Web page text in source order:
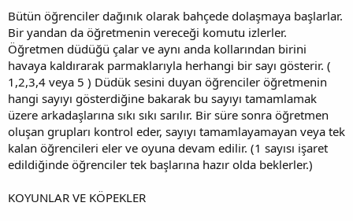
Bütün öğrenciler dağınık olarak bahçede dolaşmaya başlarlar.
Bir yandan da öğretmenin vereceği komutu izlerler.
Öğretmen düdüğü çalar ve aynı anda kollarından birini
havaya kaldırarak parmaklarıyla herhangi bir sayı gösterir. (
1,2,3,4 veya 5 ) Düdük sesini duyan öğrenciler öğretmenin
hangi sayıyı gösterdiğine bakarak bu sayıyı tamamlamak
üzere arkadaşlarına sıkı sıkı sarılır. Bir süre sonra öğretmen
oluşan grupları kontrol eder, sayıyı tamamlayamayan veya tek
kalan öğrencileri eler ve oyuna devam edilir. (1 sayısı işaret
edildiğinde öğrenciler tek başlarına hazır olda beklerler.)
KOYUNLAR VE KÖPEKLER